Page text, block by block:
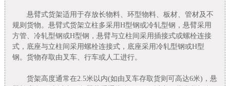
悬臂式货架适用于存放长物料、环型物料、板材、管材及不
规则货物。悬臂式货架立柱多采用H型钢或冷轧型钢，悬臂采用
方管、冷轧型钢或H型钢，悬臂与立柱间采用插接式或螺栓连接
式，底座与立柱间采用螺栓连接式，底座采用冷轧型钢或H型
钢。货物存取由叉车、行车或人工进行。
货架高度通常在2.5米以内(如由叉车存取货则可高达6米)，悬